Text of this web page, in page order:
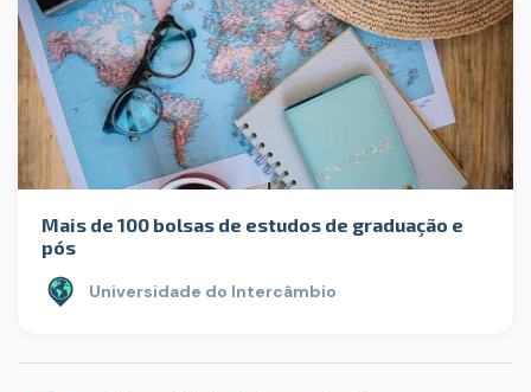
Mais de 100 bolsas de estudos de graduação e
pós
Universidade do Intercâmbio